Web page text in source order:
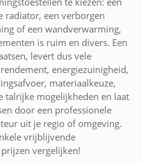
radiator, een verborgen
of een wandverwarming,
is ruim en divers. Een
levert dus vele
energiezuinigheid,
materiaalkeuze,
talrijke mogelijkheden en laat
door een professionele
uit je regio of omgeving.
vrijblijvende
vergelijken!